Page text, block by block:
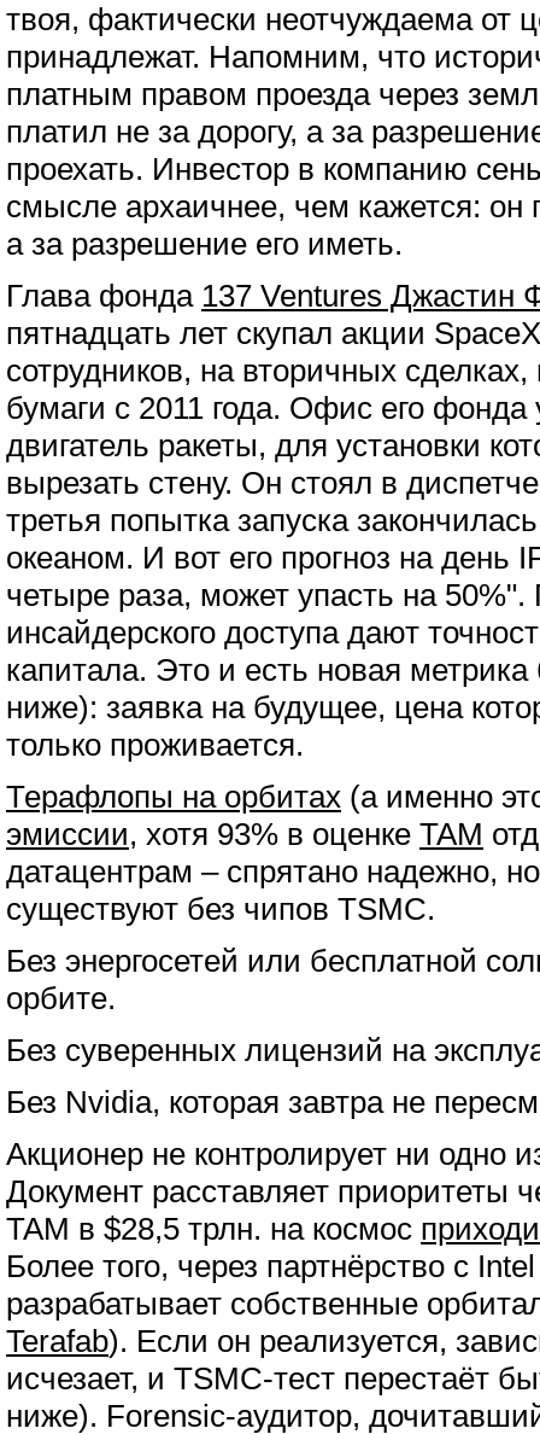
твоя, фактически неотчуждаема от
принадлежат. Напомним, что
платным правом проезда через
платил не за дорогу, а за
проехать. Инвестор в компанию
смысле архаичнее, чем кажется: он
а за разрешение его иметь.
Глава фонда 137 Ventures
пятнадцать лет скупал акции
сотрудников, на вторичных
бумаги с 2011 года. Офис его
двигатель ракеты, для установки
вырезать стену. Он стоял в
третья попытка запуска
океаном. И вот его прогноз на день
четыре раза, может упасть на 50%".
инсайдерского доступа дают
капитала. Это и есть новая
ниже): заявка на будущее, цена
только проживается.
Терафлопы на орбитах (а именно
эмиссии, хотя 93% в оценке TAM
датацентрам – спрятано надежно,
существуют без чипов TSMC.
Без энергосетей или бесплатной
орбите.
Без суверенных лицензий на
Без Nvidia, которая завтра не
Акционер не контролирует ни одно
Документ расставляет приоритеты
TAM в $28,5 трлн. на космос
Более того, через партнёрство с
разрабатывает собственные
Terafab). Если он реализуется,
исчезает, и TSMC-тест перестаёт
ниже). Forensic-аудитор,